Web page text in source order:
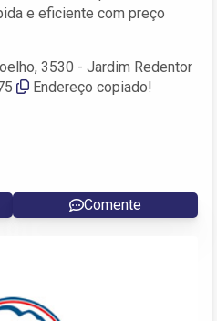
e eficiente com preço
3530 - Jardim Redentor
Endereço copiado!
Comente